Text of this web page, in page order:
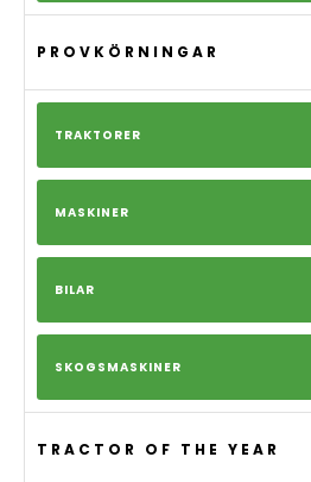
PROVKÖRNINGAR
TRAKTORER
MASKINER
BILAR
SKOGSMASKINER
TRACTOR OF THE YEAR